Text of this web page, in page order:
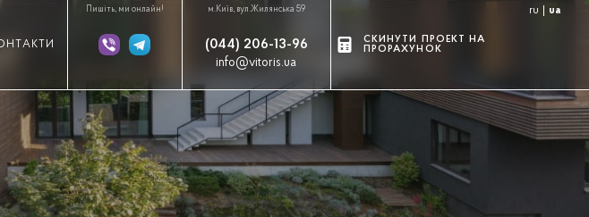
Пишіть, ми онлайн! м.Київ, вул.Жилянська 59
(044) 206-13-96
info@vitoris.ua
ru ua
СКИНУТИ ПРОЕКТ НА
ПРОРАХУНОК